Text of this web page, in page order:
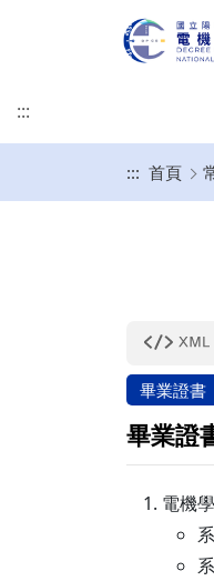
:::
規劃開設課程
畢業口試須知
::: 首頁
畢業證書
畢業證
電機